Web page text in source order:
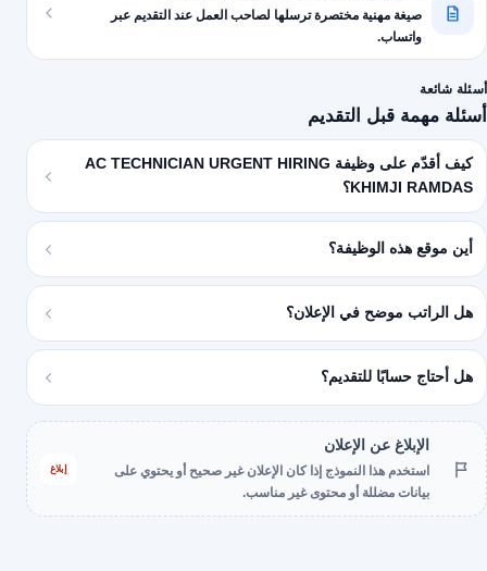
صيغة مهنية مختصرة ترسلها لصاحب العمل عند التقديم عبر
واتساب.
أسئلة شائعة
أسئلة مهمة قبل التقديم
كيف أقدّم على وظيفة AC TECHNICIAN URGENT HIRING
KHIMJI RAMDAS؟
أين موقع هذه الوظيفة؟
هل الراتب موضح في الإعلان؟
هل أحتاج حسابًا للتقديم؟
الإبلاغ عن الإعلان
استخدم هذا النموذج إذا كان الإعلان غير صحيح أو يحتوي على
بيانات مضللة أو محتوى غير مناسب.
إبلاغ